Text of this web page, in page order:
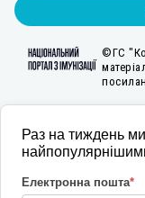
©ГС
Створення
системи громадського
неприбуткова
Раз на тиждень
Електронна пошта*